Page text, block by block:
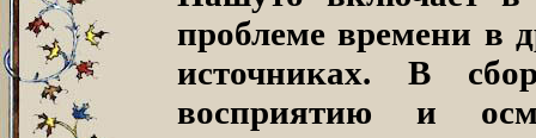
проблеме времени в
источниках. В
восприятию и